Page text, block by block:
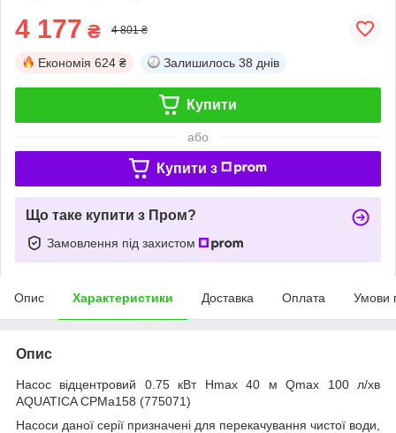
4 177 ₴ 4 801 ₴
Економія 624 ₴ Залишилось 38 днів
Купити
або
Купити з
Що таке купити з Пром?
Замовлення під захистом
Опис Характеристики Доставка Оплата Умови
Опис
Насос відцентровий 0.75 кВт Hmax 40 м Qmax 100 л/хв
AQUATICA CPMa158 (775071)
Насоси даної серії призначені для перекачування чистої води,